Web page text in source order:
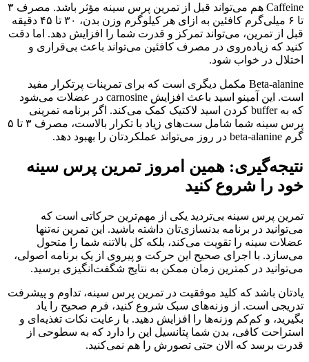
Caffeine هم می‌تواند قبل از تمرین پرس سینه مؤثر باشد. مصرف ۳
تا ۶ میلی‌گرم کافئین به ازای هر کیلوگرم وزن بدن، ۳۰ تا ۴۵ دقیقه
قبل از تمرین، می‌تواند تمرکز و قدرت شما را افزایش دهد. اما دقت
کنید که زیاده‌روی در مصرف کافئین می‌تواند باعث بی‌قراری و
اختلال در خواب شود.
Beta-alanine مکمل دیگری است که برای تمرینات پرتکرار مفید
است. این آمینو اسید باعث افزایش carnosine در عضلات می‌شود
که به buffer کردن اسید لاکتیک کمک می‌کند. اگر برنامه تمرینی
پرس سینه شما شامل ست‌های زیاد با تکرار بالاست، مصرف ۳ تا ۵
گرم beta-alanine در روز می‌تواند عملکردتان را بهبود دهد.
نتیجه‌گیری: همین امروز تمرین پرس سینه
خود را شروع کنید
تمرین پرس سینه بی‌تردید یکی از مهم‌ترین حرکاتی است که
می‌توانید در برنامه بدنسازی‌تان داشته باشید. این تمرین نه‌تنها
عضلات سینه را تقویت می‌کند، بلکه کل بالاتنه شما را متحول
می‌سازد. با اجرای صحیح این حرکت و پیروی از یک برنامه اصولی،
می‌توانید در کمترین زمان ممکن به نتایج شگفت‌انگیزی برسید.
یادتان باشد که کلید موفقیت در تمرین پرس سینه، تداوم و پیشرفت
تدریجی است. از وزنه‌های سبک شروع کنید، فرم صحیح را یاد
بگیرید، و کم‌کم وزنه‌ها را افزایش دهید. با رعایت نکات تغذیه‌ای و
استراحت کافی، بدن شما پتانسیل این را دارد که به سطوحی از
قدرت برسد که الان حتی تصورش را هم نمی‌کنید.